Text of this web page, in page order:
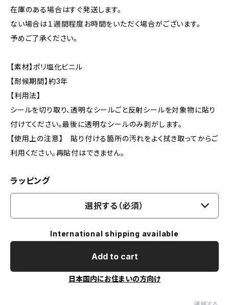
在庫のある場合はすぐ発送します。
ない場合は１週間程度お時間をいただく場合がございます。
予めご了承ください。
【素材】ポリ塩化ビニル
【耐候期間】約3年
【利用法】
シールを切り取り、透明なシールごと反射シールを対象物に貼り
付けてください。最後に透明なシールのみ剥がします。
【使用上の注意】 貼り付ける箇所の汚れをよく拭き取ってからご
利用ください。再貼付はできません。
ラッピング
選択する（必須）
International shipping available
Add to cart
日本国内にお住まいの方向け